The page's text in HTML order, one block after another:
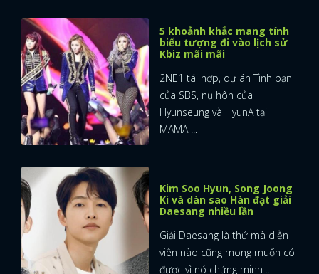
5 khoảnh khắc mang tính
biểu tượng đi vào lịch sử
Kbiz mãi mãi
2NE1 tái hợp, dự án Tình bạn
của SBS, nụ hôn của
Hyunseung và HyunA tại
MAMA ...
Kim Soo Hyun, Song Joong
Ki và dàn sao Hàn đạt giải
Daesang nhiều lần
Giải Daesang là thứ mà diễn
viên nào cũng mong muốn có
được vì nó chứng minh ...